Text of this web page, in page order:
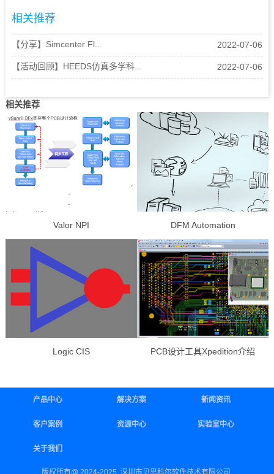
相关推荐
【分享】Simcenter Fl... 2022-07-06
【活动回顾】HEEDS仿真多学科... 2022-07-06
相关推荐
Valor NPI DFM Automation
Logic CIS PCB设计工具Xpedition介绍
产品中心 解决方案 新闻资讯
客户案例 资源中心 实验室中心
关于我们
版权所有@ 2024-2025 深圳市贝思科尔软件技术有限公司